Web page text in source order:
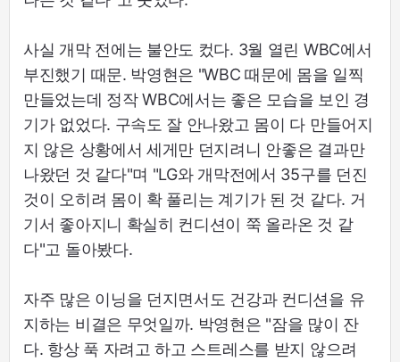
사실 개막 전에는 불안도 컸다. 3월 열린 WBC에서
부진했기 때문. 박영현은 "WBC 때문에 몸을 일찍
만들었는데 정작 WBC에서는 좋은 모습을 보인 경
기가 없었다. 구속도 잘 안나왔고 몸이 다 만들어지
지 않은 상황에서 세게만 던지려니 안좋은 결과만
나왔던 것 같다"며 "LG와 개막전에서 35구를 던진
것이 오히려 몸이 확 풀리는 계기가 된 것 같다. 거
기서 좋아지니 확실히 컨디션이 쭉 올라온 것 같
다"고 돌아봤다.
자주 많은 이닝을 던지면서도 건강과 컨디션을 유
지하는 비결은 무엇일까. 박영현은 "잠을 많이 잔
다. 항상 푹 자려고 하고 스트레스를 받지 않으려